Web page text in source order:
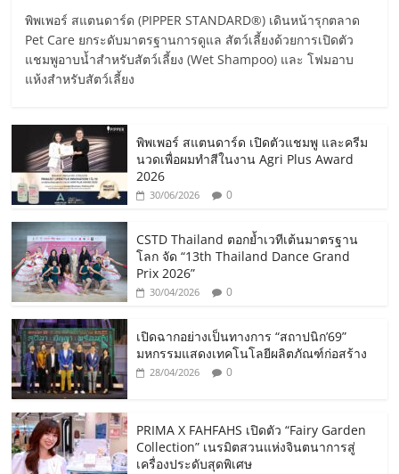
พิพเพอร์ สแตนดาร์ด (PIPPER STANDARD®) เดินหน้ารุกตลาด
Pet Care ยกระดับมาตรฐานการดูแล สัตว์เลี้ยงด้วยการเปิดตัว
แชมพูอาบน้ำสำหรับสัตว์เลี้ยง (Wet Shampoo) และ โฟมอาบ
แห้งสำหรับสัตว์เลี้ยง
พิพเพอร์ สแตนดาร์ด เปิดตัวแชมพู และครีม
นวดเพื่อผมทำสีในงาน Agri Plus Award
2026
30/06/2026 0
CSTD Thailand ตอกย้ำเวทีเต้นมาตรฐาน
โลก จัด “13th Thailand Dance Grand
Prix 2026”
30/04/2026 0
เปิดฉากอย่างเป็นทางการ “สถาปนิก’69”
มหกรรมแสดงเทคโนโลยีผลิตภัณฑ์ก่อสร้าง
28/04/2026 0
PRIMA X FAHFAHS เปิดตัว “Fairy Garden
Collection” เนรมิตสวนแห่งจินตนาการสู่
เครื่องประดับสุดพิเศษ